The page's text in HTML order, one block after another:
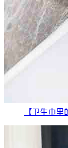
【卫生巾